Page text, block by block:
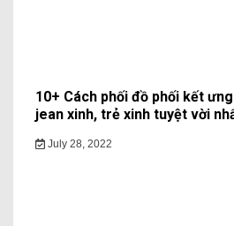
10+ Cách phối đồ phối kết
jean xinh, trẻ xinh tuyệt vời
July 28, 2022